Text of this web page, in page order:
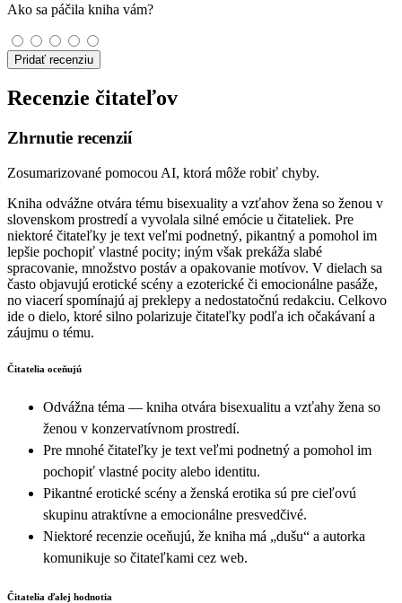
Ako sa páčila kniha vám?
Pridať recenziu
Recenzie čitateľov
Zhrnutie recenzií
Zosumarizované pomocou AI, ktorá môže robiť chyby.
Kniha odvážne otvára tému bisexuality a vzťahov žena so ženou v
slovenskom prostredí a vyvolala silné emócie u čitateliek. Pre
niektoré čitateľky je text veľmi podnetný, pikantný a pomohol im
lepšie pochopiť vlastné pocity; iným však prekáža slabé
spracovanie, množstvo postáv a opakovanie motívov. V dielach sa
často objavujú erotické scény a ezoterické či emocionálne pasáže,
no viacerí spomínajú aj preklepy a nedostatočnú redakciu. Celkovo
ide o dielo, ktoré silno polarizuje čitateľky podľa ich očakávaní a
záujmu o tému.
Čitatelia oceňujú
Odvážna téma — kniha otvára bisexualitu a vzťahy žena so
ženou v konzervatívnom prostredí.
Pre mnohé čitateľky je text veľmi podnetný a pomohol im
pochopiť vlastné pocity alebo identitu.
Pikantné erotické scény a ženská erotika sú pre cieľovú
skupinu atraktívne a emocionálne presvedčivé.
Niektoré recenzie oceňujú, že kniha má „dušu“ a autorka
komunikuje so čitateľkami cez web.
Čitatelia ďalej hodnotia